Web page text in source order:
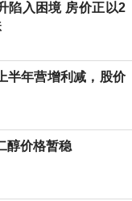
陷入困境 房价正以2
半年营增利减，股价
醇价格暂稳